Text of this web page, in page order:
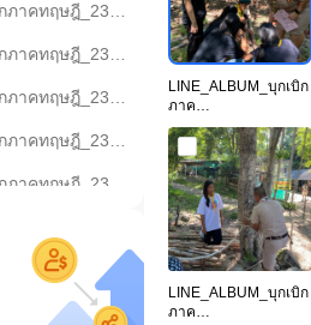
LINE_ALBUM_บุกเบิกภาคทฤษฎี_230922_25.jpg
LINE_ALBUM_บุกเบิกภาคทฤษฎี_230922_26.jpg
LINE_ALBUM_บุกเบิก
ภาค
ทฤษฎี_230922_17.jp
g
LINE_ALBUM_บุกเบิก
ภาค